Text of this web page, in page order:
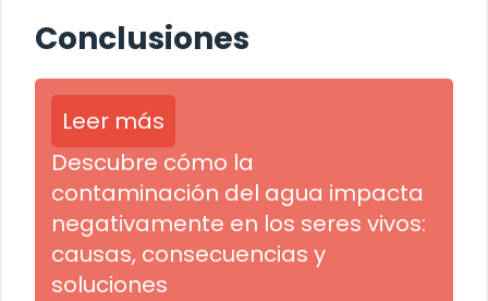
Conclusiones
Leer más
Descubre cómo la
contaminación del agua impacta
negativamente en los seres vivos:
causas, consecuencias y
soluciones